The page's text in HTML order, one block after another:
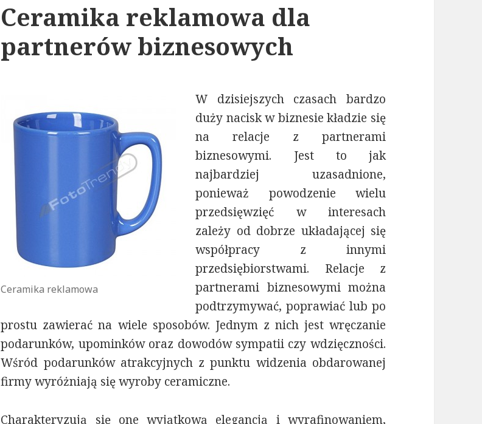
Ceramika reklamowa dla
partnerów biznesowych
Ceramika reklamowa
W dzisiejszych czasach bardzo
duży nacisk w biznesie kładzie się
na relacje z partnerami
biznesowymi. Jest to jak
najbardziej uzasadnione,
ponieważ powodzenie wielu
przedsięwzięć w interesach
zależy od dobrze układającej się
współpracy z innymi
przedsiębiorstwami. Relacje z
partnerami biznesowymi można
podtrzymywać, poprawiać lub po
prostu zawierać na wiele sposobów. Jednym z nich jest wręczanie
podarunków, upominków oraz dowodów sympatii czy wdzięczności.
Wśród podarunków atrakcyjnych z punktu widzenia obdarowanej
firmy wyróżniają się wyroby ceramiczne.
Charakteryzują się one wyjątkową elegancją i wyrafinowaniem,